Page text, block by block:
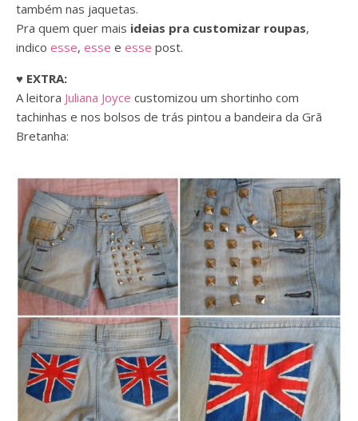
também nas jaquetas.
Pra quem quer mais ideias pra customizar roupas,
indico esse, esse e esse post.
♥ EXTRA:
A leitora Juliana Joyce customizou um shortinho com
tachinhas e nos bolsos de trás pintou a bandeira da Grã
Bretanha: